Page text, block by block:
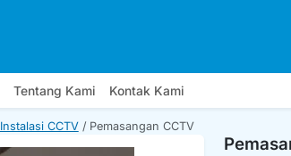
Tentang Kami Kontak Kami
Instalasi CCTV Pemasangan CCTV